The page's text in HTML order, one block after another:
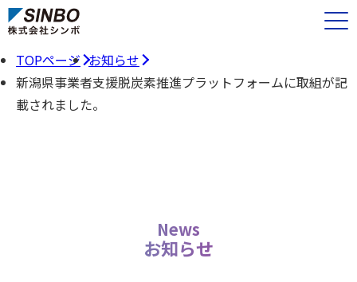
TOPページ お知らせ
新潟県事業者支援脱炭素推進プラットフォームに取組が記
載されました。
News
お知らせ